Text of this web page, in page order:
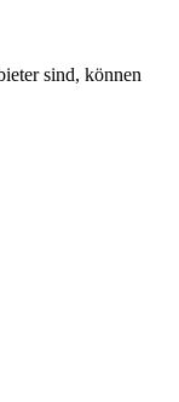
sind, können